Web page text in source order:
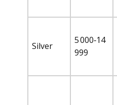
Silver
5 000‑14
999